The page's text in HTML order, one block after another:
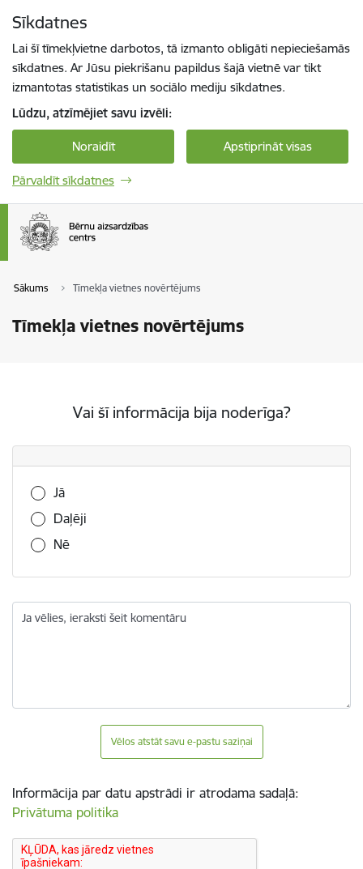
Sīkdatnes
Lai šī tīmekļvietne darbotos, tā izmanto obligāti nepieciešamās
sīkdatnes. Ar Jūsu piekrišanu papildus šajā vietnē var tikt
izmantotas statistikas un sociālo mediju sīkdatnes.
Lūdzu, atzīmējiet savu izvēli:
Noraidīt Apstiprināt visas
Pārvaldīt sīkdatnes
Sākums Tīmekļa vietnes novērtējums
Tīmekļa vietnes novērtējums
Vai šī informācija bija noderīga?
Vai šī informācija bija noderīga?
Jā
Daļēji
Nē
Ja vēlies, ieraksti šeit komentāru
Vēlos atstāt savu e-pastu saziņai
Informācija par datu apstrādi ir atrodama sadaļā:
Privātuma politika